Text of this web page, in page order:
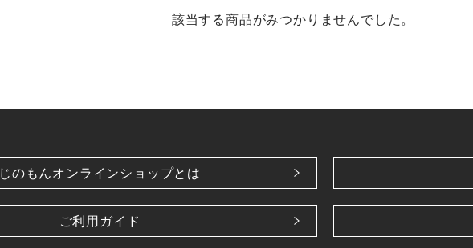
該当する商品がみつかりませんでした。
じのもんオンラインショップとは
ご利用ガイド